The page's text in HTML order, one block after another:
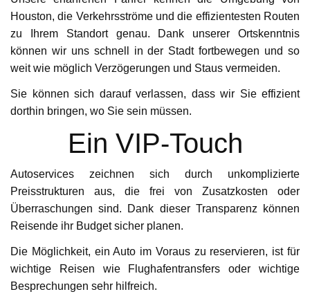
Houston, die Verkehrsströme und die effizientesten Routen
zu Ihrem Standort genau. Dank unserer Ortskenntnis
können wir uns schnell in der Stadt fortbewegen und so
weit wie möglich Verzögerungen und Staus vermeiden.
Sie können sich darauf verlassen, dass wir Sie effizient
dorthin bringen, wo Sie sein müssen.
Ein VIP-Touch
Autoservices zeichnen sich durch unkomplizierte
Preisstrukturen aus, die frei von Zusatzkosten oder
Überraschungen sind. Dank dieser Transparenz können
Reisende ihr Budget sicher planen.
Die Möglichkeit, ein Auto im Voraus zu reservieren, ist für
wichtige Reisen wie Flughafentransfers oder wichtige
Besprechungen sehr hilfreich.